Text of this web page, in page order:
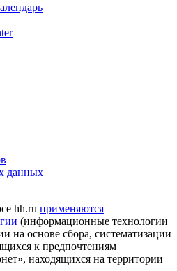
данных
hh.ru применяются
(информационные технологии
на основе сбора, систематизации
к предпочтениям
находящихся на территории